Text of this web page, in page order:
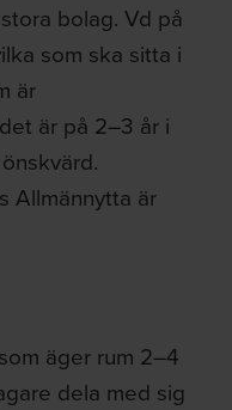
bolag. Vd på
som ska sitta i
är
är på 2–3 år i
Allmännytta är
äger rum 2–4
dela med sig